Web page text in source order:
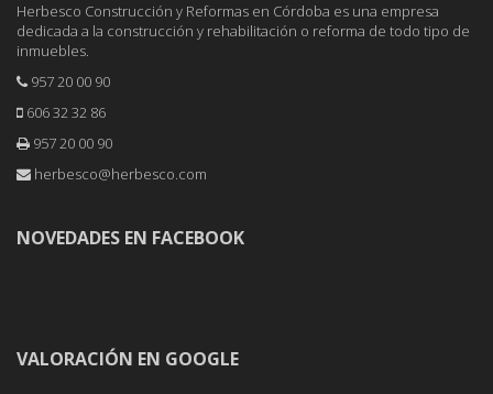
Herbesco Construcción y Reformas en Córdoba es una empresa
dedicada a la construcción y rehabilitación o reforma de todo tipo de
inmuebles.
957 20 00 90
606 32 32 86
957 20 00 90
herbesco@herbesco.com
NOVEDADES EN FACEBOOK
VALORACIÓN EN GOOGLE